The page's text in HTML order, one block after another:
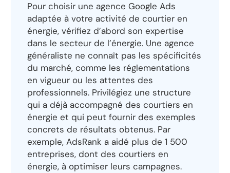
Pour choisir une agence Google Ads
adaptée à votre activité de courtier en
énergie, vérifiez d’abord son expertise
dans le secteur de l’énergie. Une agence
généraliste ne connaît pas les spécificités
du marché, comme les réglementations
en vigueur ou les attentes des
professionnels. Privilégiez une structure
qui a déjà accompagné des courtiers en
énergie et qui peut fournir des exemples
concrets de résultats obtenus. Par
exemple, AdsRank a aidé plus de 1 500
entreprises, dont des courtiers en
énergie, à optimiser leurs campagnes.